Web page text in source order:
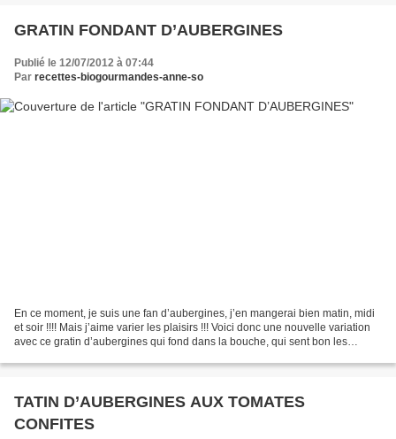
GRATIN FONDANT D’AUBERGINES
Publié le 12/07/2012 à 07:44
Par recettes-biogourmandes-anne-so
En ce moment, je suis une fan d’aubergines, j’en mangerai bien matin, midi
et soir !!!! Mais j’aime varier les plaisirs !!! Voici donc une nouvelle variation
avec ce gratin d’aubergines qui fond dans la bouche, qui sent bon les
TATIN D’AUBERGINES AUX TOMATES
CONFITES